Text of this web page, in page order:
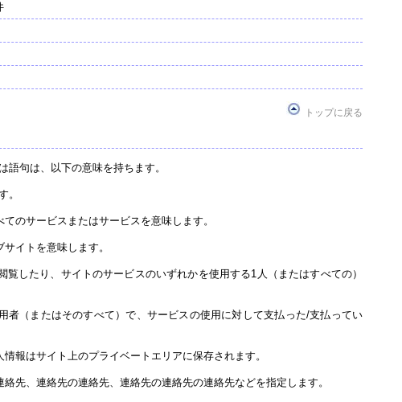
トップに戻る
句は、以下の意味を持ちます。
。
のサービスまたはサービスを意味します。
イトを意味します。
覧したり、サイトのサービスのいずれかを使用する1人（またはすべての）
者（またはそのすべて）で、サービスの使用に対して支払った/支払ってい
報はサイト上のプライベートエリアに保存されます。
先、連絡先の連絡先、連絡先の連絡先の連絡先などを指定します。